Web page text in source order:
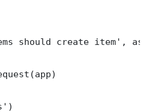
should create item',